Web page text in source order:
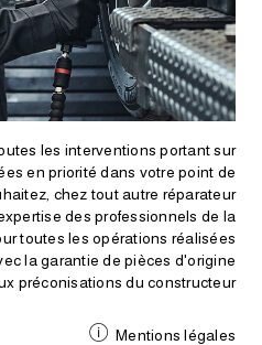
les interventions portant sur
en priorité dans votre point de
chez tout autre réparateur
des professionnels de la
toutes les opérations réalisées
la garantie de pièces d'origine
préconisations du constructeur.
Mentions légales